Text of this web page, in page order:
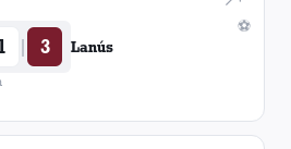
⚽
| 3 Lanús